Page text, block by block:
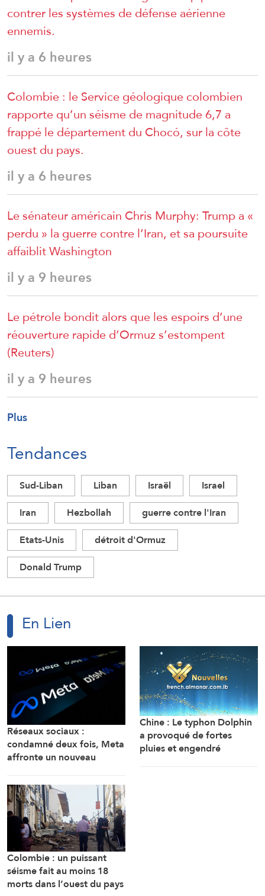
contrer les systèmes de défense aérienne
ennemis.
il y a 6 heures
Colombie : le Service géologique colombien
rapporte qu’un séisme de magnitude 6,7 a
frappé le département du Chocó, sur la côte
ouest du pays.
il y a 6 heures
Le sénateur américain Chris Murphy: Trump a «
perdu » la guerre contre l’Iran, et sa poursuite
affaiblit Washington
il y a 9 heures
Le pétrole bondit alors que les espoirs d’une
réouverture rapide d’Ormuz s’estompent
(Reuters)
il y a 9 heures
Plus
Tendances
Sud-Liban Liban Israël
Israel
Iran
Hezbollah
guerre contre l'Iran
Etats-Unis
détroit d'Ormuz
Donald Trump
En Lien
Réseaux sociaux :
condamné deux fois, Meta
affronte un nouveau
Californie
Chine : Le typhon Dolphin
a provoqué de fortes
pluies et engendré
Colombie : un puissant
séisme fait au moins 18
morts dans l’ouest du pays